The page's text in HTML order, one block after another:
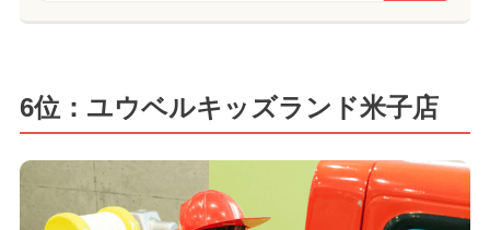
6位：ユウベルキッズランド米子店